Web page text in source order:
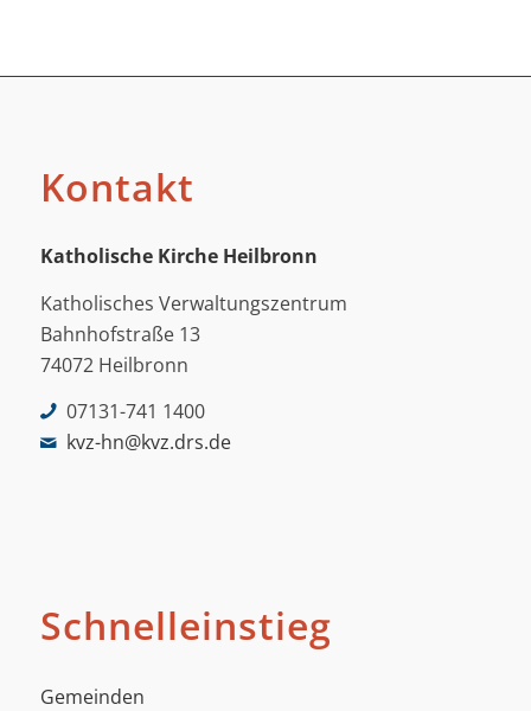
Kontakt
Katholische Kirche Heilbronn
Katholisches Verwaltungszentrum
Bahnhofstraße 13
74072 Heilbronn
07131-741 1400
kvz-hn@kvz.drs.de
Schnelleinstieg
Gemeinden